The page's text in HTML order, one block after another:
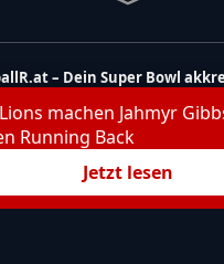
– Dein Super Bowl
Haidmayer IT | Alle Rechte
für den privaten
und Reproduktion über
Gebrauch hinaus ist nicht
Partner:Haidmayer IT|We Care
Lions machen Jahmyr
Running Back
Jetzt lesen